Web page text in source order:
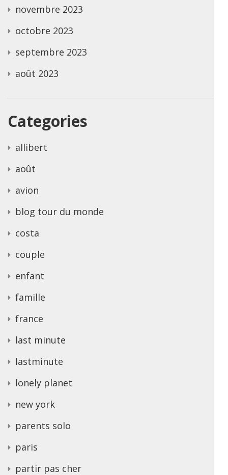
novembre 2023
octobre 2023
septembre 2023
août 2023
Categories
allibert
août
avion
blog tour du monde
costa
couple
enfant
famille
france
last minute
lastminute
lonely planet
new york
parents solo
paris
partir pas cher